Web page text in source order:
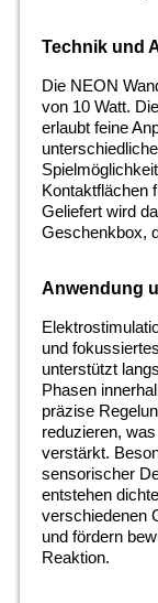
Technik und
Die NEON
von 10 Watt.
erlaubt feine
Kontaktflächen
Geliefert wird
Geschenkbox,
Anwendung
und
unterstützt
Phasen
präzise
reduzieren,
verstärkt.
sensorischer
entstehen
verschiedenen
und fördern
Reaktion.